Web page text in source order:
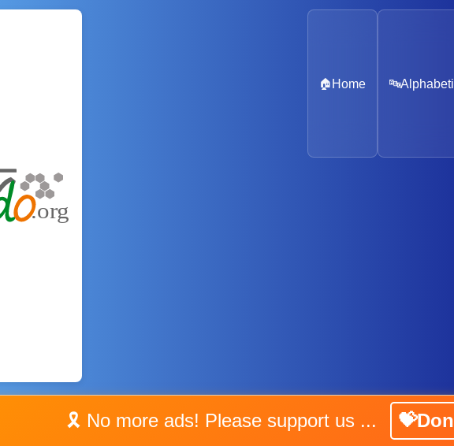
🏠 Home 🔤
🎗️ No more ads! Please support us ...